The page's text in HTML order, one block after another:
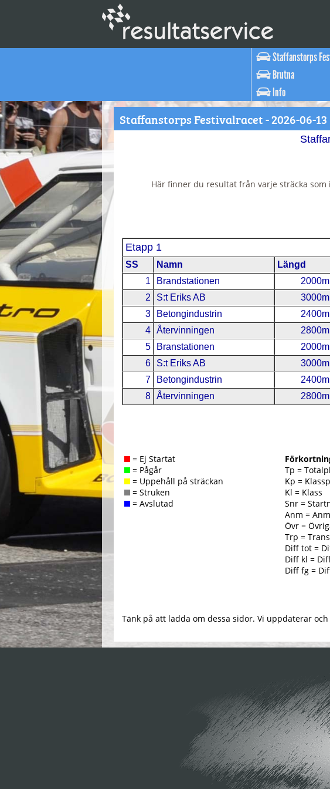
Staffanstorps
Brutna
Info
Staffanstorps Festivalracet - 2026-06-13
Här finner du resultat från varje sträcka
Etapp 1
SS Namn Längd
1
Brandstationen 2000m
2
S:t Eriks AB 3000m
3
Betongindustrin 2400m
4 Återvinningen 2800m
5
Branstationen 2000m
6
S:t Eriks AB 3000m
7
Betongindustrin 2400m
8 Återvinningen 2800m
= Ej Startat
= Pågår
= Uppehåll på sträckan
= Struken
= Avslutad
Tp =
Kp =
Kl = Klass
Snr =
Anm =
Övr =
Trp =
Diff tot =
Diff kl =
Diff fg =
Tänk på att ladda om dessa sidor. Vi uppdaterar